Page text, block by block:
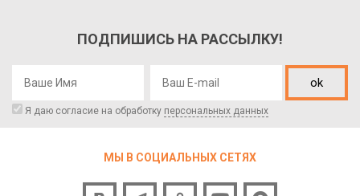
ПОДПИШИСЬ НА РАССЫЛКУ!
ok
Я даю согласие на обработку персональных данных
МЫ В СОЦИАЛЬНЫХ СЕТЯХ